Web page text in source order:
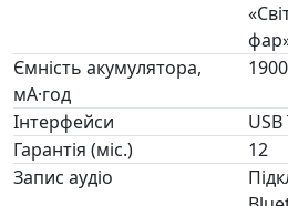
Ємність акумулятора,
мА·год
Інтерфейси
Гарантія (міс.)
12
Запис аудіо